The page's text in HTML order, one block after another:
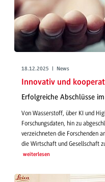
18.12.2025 | News
Innovativ und
Erfolgreiche Abschlüsse
Von Wasserstoff, über KI und
Forschungsdaten, hin zu
verzeichneten die Forschenden
die Wirtschaft und Gesellschaft
weiterlesen